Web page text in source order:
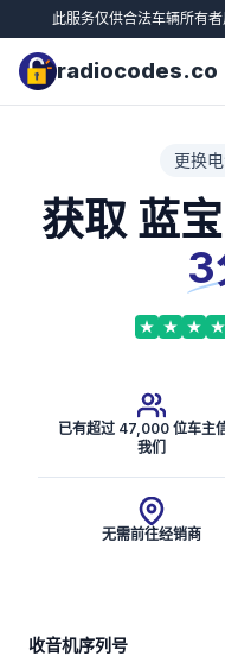
此服务仅供合法车辆所有
radiocodes.co
更换
获取 蓝
3
已有超过 47,000 位车主
我们
无需前往经销商
获取收音机解锁码
收音机序列号